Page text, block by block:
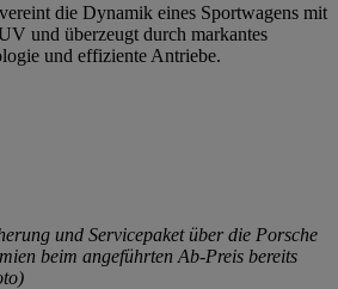
die Dynamik eines Sportwagens mit
und überzeugt durch markantes
und effiziente Antriebe.
und Servicepaket über die Porsche
beim angeführten Ab-Preis bereits